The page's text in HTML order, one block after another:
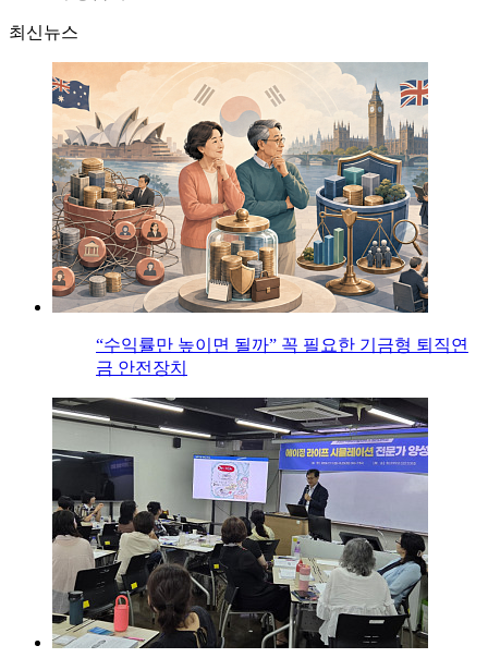
최신뉴스
“수익률만 높이면 될까” 꼭 필요한 기금형 퇴직연
금 안전장치